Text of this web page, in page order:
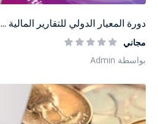
دورة المعيار الدولي للتقارير المالية ...
مجاني
بواسطة Admin